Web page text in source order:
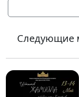
Следующие